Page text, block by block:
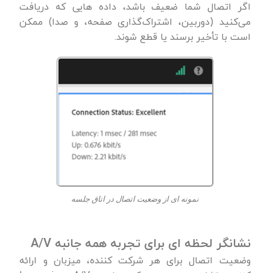
اگر اتصال شما ضعیف باشد، داده هایی که دریافت
می‌کنید (دوربین، اشتراک‌گذاری صفحه، و صدا) ممکن
است با تأخیر برسند یا قطع شوند.
نمونه ای از وضعیت اتصال در اتاق جلسه
نشانگر لحظه ای برای تجربه همه جانبه A/V
وضعیت اتصال برای هر شرکت کننده، میزبان و ارائه